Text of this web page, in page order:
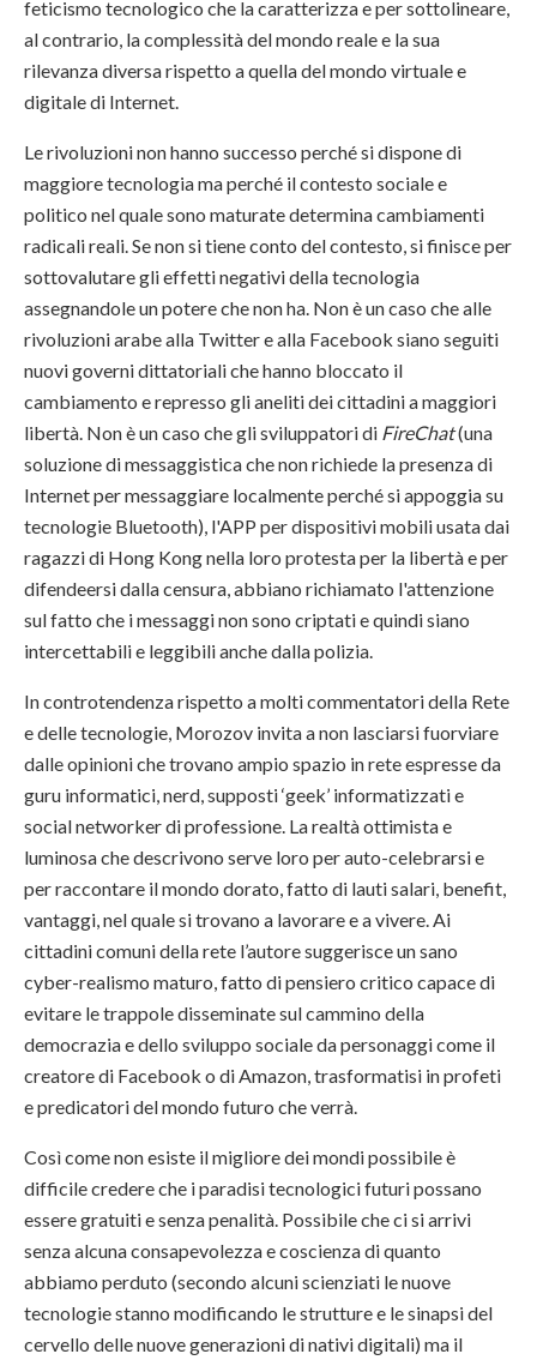
feticismo tecnologico che la caratterizza e per sottolineare,
al contrario, la complessità del mondo reale e la sua
rilevanza diversa rispetto a quella del mondo virtuale e
digitale di Internet.
Le rivoluzioni non hanno successo perché si dispone di
maggiore tecnologia ma perché il contesto sociale e
politico nel quale sono maturate determina cambiamenti
radicali reali. Se non si tiene conto del contesto, si finisce per
sottovalutare gli effetti negativi della tecnologia
assegnandole un potere che non ha. Non è un caso che alle
rivoluzioni arabe alla Twitter e alla Facebook siano seguiti
nuovi governi dittatoriali che hanno bloccato il
cambiamento e represso gli aneliti dei cittadini a maggiori
libertà. Non è un caso che gli sviluppatori di FireChat(una
soluzione di messaggistica che non richiede la presenza di
Internet per messaggiare localmente perché si appoggia su
tecnologie Bluetooth), l'APP per dispositivi mobili usata dai
ragazzi di Hong Kong nella loro protesta per la libertà e per
difendeersi dalla censura, abbiano richiamato l'attenzione
sul fatto che i messaggi non sono criptati e quindi siano
intercettabili e leggibili anche dalla polizia.
In controtendenza rispetto a molti commentatori della Rete
e delle tecnologie, Morozov invita a non lasciarsi fuorviare
dalle opinioni che trovano ampio spazio in rete espresse da
guru informatici, nerd, supposti ‘geek’ informatizzati e
social networker di professione. La realtà ottimista e
luminosa che descrivono serve loro per auto-celebrarsi e
per raccontare il mondo dorato, fatto di lauti salari, benefit,
vantaggi, nel quale si trovano a lavorare e a vivere. Ai
cittadini comuni della rete l’autore suggerisce un sano
cyber-realismo maturo, fatto di pensiero critico capace di
evitare le trappole disseminate sul cammino della
democrazia e dello sviluppo sociale da personaggi come il
creatore di Facebook o di Amazon, trasformatisi in profeti
e predicatori del mondo futuro che verrà.
Così come non esiste il migliore dei mondi possibile è
difficile credere che i paradisi tecnologici futuri possano
essere gratuiti e senza penalità. Possibile che ci si arrivi
senza alcuna consapevolezza e coscienza di quanto
abbiamo perduto (secondo alcuni scienziati le nuove
tecnologie stanno modificando le strutture e le sinapsi del
cervello delle nuove generazioni di nativi digitali) ma il